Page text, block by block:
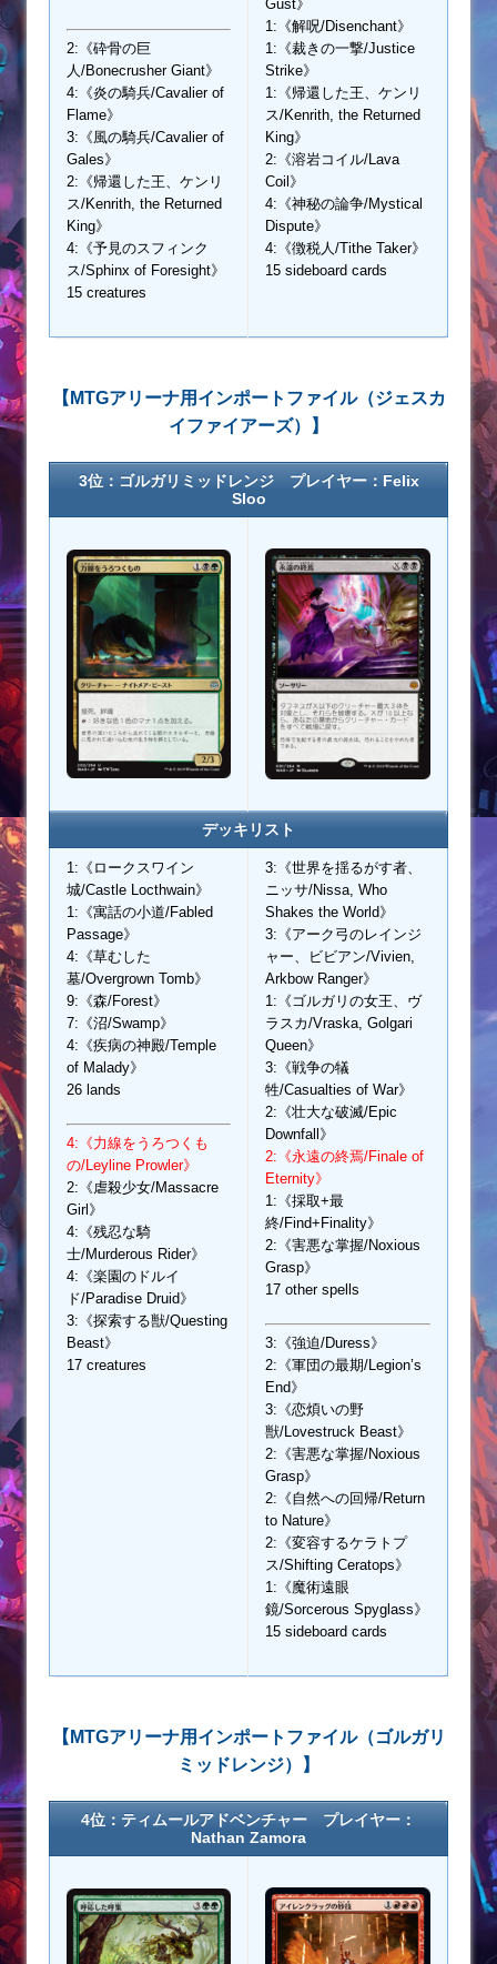
2:《砕骨の巨
人/Bonecrusher Giant》
4:《炎の騎兵/Cavalier of
Flame》
3:《風の騎兵/Cavalier of
Gales》
2:《帰還した王、ケンリ
ス/Kenrith, the Returned
King》
4:《予見のスフィンク
ス/Sphinx of Foresight》
15 creatures
Gust》
1:《解呪/Disenchant》
1:《裁きの一撃/Justice
Strike》
1:《帰還した王、ケンリ
ス/Kenrith, the Returned
King》
2:《溶岩コイル/Lava
Coil》
4:《神秘の論争/Mystical
Dispute》
4:《徴税人/Tithe Taker》
15 sideboard cards
【MTGアリーナ用インポートファイル（ジェスカ
イファイアーズ）】
3位：ゴルガリミッドレンジ プレイヤー：Felix
Sloo
デッキリスト
1:《ロークスワイン
城/Castle Locthwain》
1:《寓話の小道/Fabled
Passage》
4:《草むした
墓/Overgrown Tomb》
9:《森/Forest》
7:《沼/Swamp》
4:《疾病の神殿/Temple
of Malady》
26 lands
4:《力線をうろつくも
の/Leyline Prowler》
2:《虐殺少女/Massacre
Girl》
4:《残忍な騎
士/Murderous Rider》
4:《楽園のドルイ
ド/Paradise Druid》
3:《探索する獣/Questing
Beast》
17 creatures
3:《世界を揺るがす者、
ニッサ/Nissa, Who
Shakes the World》
3:《アーク弓のレインジ
ャー、ビビアン/Vivien,
Arkbow Ranger》
1:《ゴルガリの女王、ヴ
ラスカ/Vraska, Golgari
Queen》
3:《戦争の犠
牲/Casualties of War》
2:《壮大な破滅/Epic
Downfall》
2:《永遠の終焉/Finale of
Eternity》
1:《採取+最
終/Find+Finality》
2:《害悪な掌握/Noxious
Grasp》
17 other spells
3:《強迫/Duress》
2:《軍団の最期/Legion’s
End》
3:《恋煩いの野
獣/Lovestruck Beast》
2:《害悪な掌握/Noxious
Grasp》
2:《自然への回帰/Return
to Nature》
2:《変容するケラトプ
ス/Shifting Ceratops》
1:《魔術遠眼
鏡/Sorcerous Spyglass》
15 sideboard cards
【MTGアリーナ用インポートファイル（ゴルガリ
ミッドレンジ）】
4位：ティムールアドベンチャー プレイヤー：
Nathan Zamora